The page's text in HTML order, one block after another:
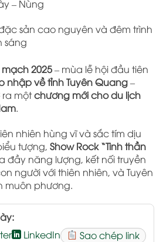
– Nùng
sản cao nguyên và đêm trình
sáng
2025– mùa lễ hội đầu tiên
nhập về tỉnh Tuyên Quang–
ra mộtchương mới cho du lịch
.
nhiên hùng vĩ và sắc tím dịu
tượng, Show Rock “Tinh thần
đầy năng lượng, kết nối truyền
người với thiên nhiên, và Tuyên
muôn phương.
LinkedIn Sao chép link